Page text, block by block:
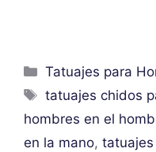
Categorías
Tatuajes para
Etiquetas
tatuajes chidos
hombres en el
en la mano,